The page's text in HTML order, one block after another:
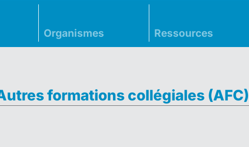
Organismes Ressources
formations collégiales (AFC)